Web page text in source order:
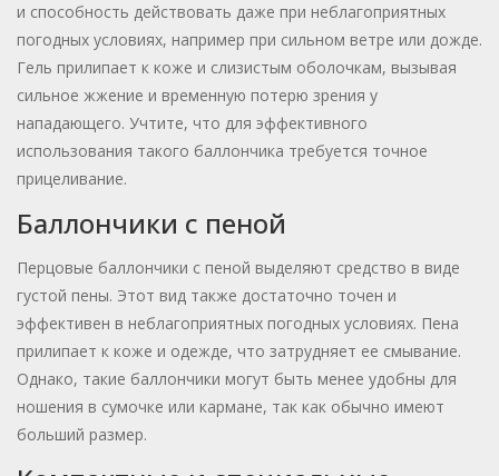
и способность действовать даже при неблагоприятных
погодных условиях, например при сильном ветре или дожде.
Гель прилипает к коже и слизистым оболочкам, вызывая
сильное жжение и временную потерю зрения у
нападающего. Учтите, что для эффективного
использования такого баллончика требуется точное
прицеливание.
Баллончики с пеной
Перцовые баллончики с пеной выделяют средство в виде
густой пены. Этот вид также достаточно точен и
эффективен в неблагоприятных погодных условиях. Пена
прилипает к коже и одежде, что затрудняет ее смывание.
Однако, такие баллончики могут быть менее удобны для
ношения в сумочке или кармане, так как обычно имеют
больший размер.